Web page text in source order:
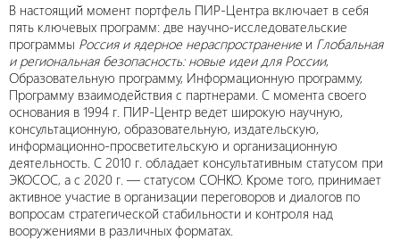
В настоящий момент портфель ПИР-Центра включает в себя
пять ключевых программ: две научно-исследовательские
программы Россия и ядерное нераспространение и Глобальная
и региональная безопасность: новые идеи для России,
Образовательную программу, Информационную программу,
Программу взаимодействия с партнерами. С момента своего
основания в 1994 г. ПИР-Центр ведет широкую научную,
консультационную, образовательную, издательскую,
информационно-просветительскую и организационную
деятельность. С 2010 г. обладает консультативным статусом при
ЭКОСОС, а с 2020 г. — статусом СОНКО. Кроме того, принимает
активное участие в организации переговоров и диалогов по
вопросам стратегической стабильности и контроля над
вооружениями в различных форматах.